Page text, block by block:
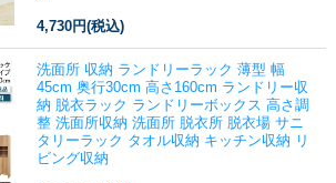
4,730円(税込)
洗面所 収納 ランドリーラック 薄型 幅
45cm 奥行30cm 高さ160cm ランドリー収
納 脱衣ラック ランドリーボックス 高さ調
整 洗面所収納 洗面所 脱衣所 脱衣場 サニ
タリーラック タオル収納 キッチン収納 リ
ビング収納